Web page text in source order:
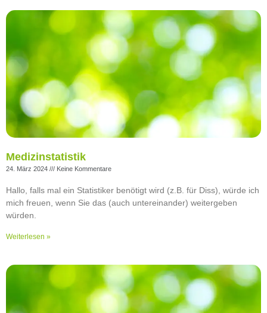
Medizinstatistik
24. März 2024 Keine Kommentare
Hallo, falls mal ein Statistiker benötigt wird (z.B. für Diss), würde ich
mich freuen, wenn Sie das (auch untereinander) weitergeben
würden.
Weiterlesen »